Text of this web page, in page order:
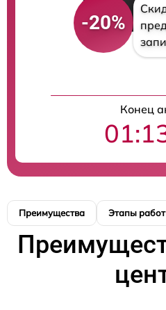
-20%
Конец
Преимущества Этапы работ